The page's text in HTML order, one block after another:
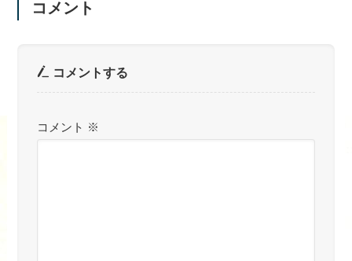
コメント
コメントする
コメント ※